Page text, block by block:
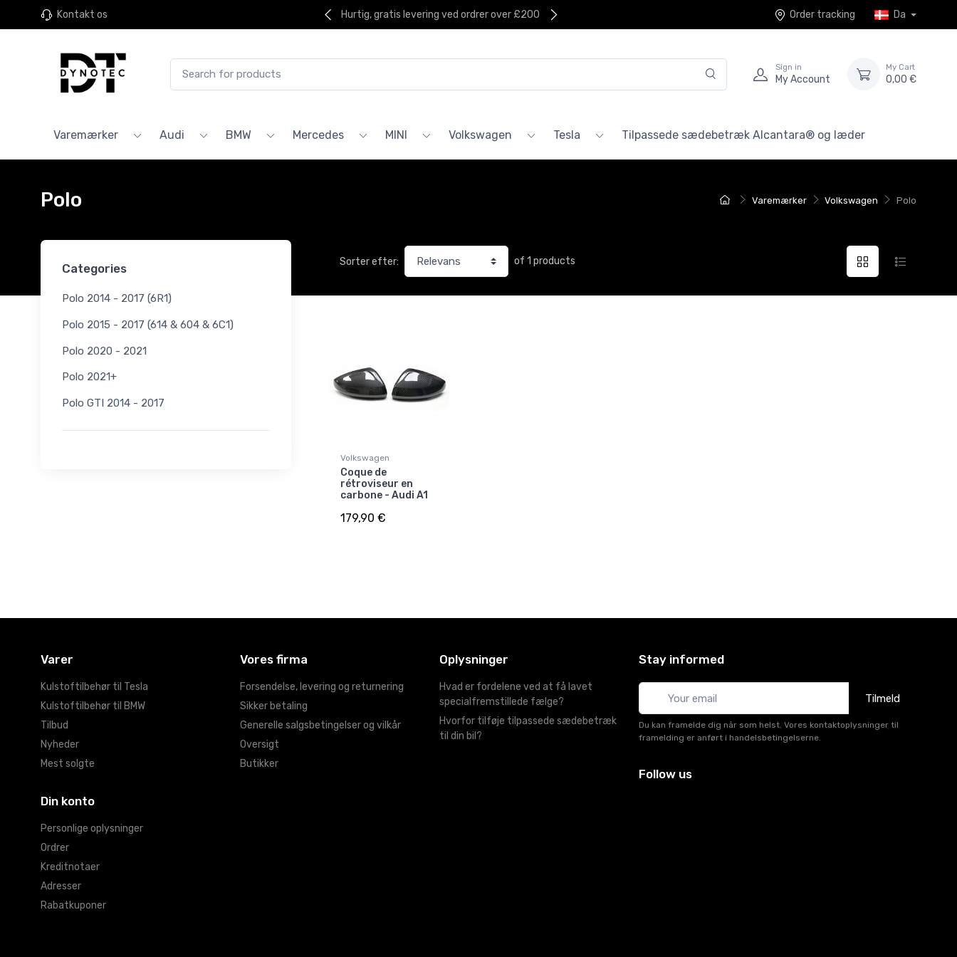
Kontakt os Hurtig, gratis levering ved ordrer over £200 Order tracking Da
Sign in
My Account
My Cart
0,00 €
Varemærker Audi BMW Mercedes MINI Volkswagen Tesla Tilpassede sædebetræk Alcantara® og læder
Varemærker Volkswagen Polo
Polo
Categories
Polo 2014 - 2017 (6R1)
Polo 2015 - 2017 (614 & 604 & 6C1)
Polo 2020 - 2021
Polo 2021+
Polo GTI 2014 - 2017
Sorter efter: of 1 products
Volkswagen
Coque de
rétroviseur en
carbone - Audi A1
179,90 €
Varer
Kulstoftilbehør til Tesla
Kulstoftilbehør til BMW
Tilbud
Nyheder
Mest solgte
Vores firma
Forsendelse, levering og returnering
Sikker betaling
Generelle salgsbetingelser og vilkår
Oversigt
Butikker
Oplysninger
Hvad er fordelene ved at få lavet
specialfremstillede fælge?
Hvorfor tilføje tilpassede sædebetræk
til din bil?
Din konto
Personlige oplysninger
Ordrer
Kreditnotaer
Adresser
Rabatkuponer
Stay informed
Tilmeld
Du kan framelde dig når som helst. Vores kontaktoplysninger til
framelding er anført i handelsbetingelserne.
Follow us